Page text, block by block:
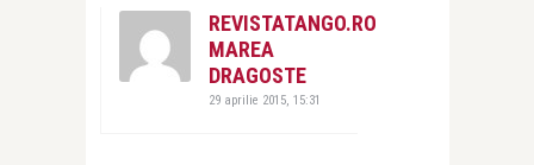
REVISTATANGO.RO
MAREA
DRAGOSTE
29 aprilie 2015, 15:31